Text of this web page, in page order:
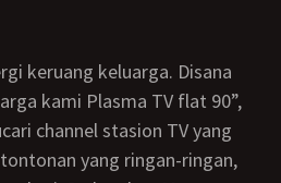
kami Plasma TV flat 90”,
channel stasion TV yang
yang ringan-ringan,